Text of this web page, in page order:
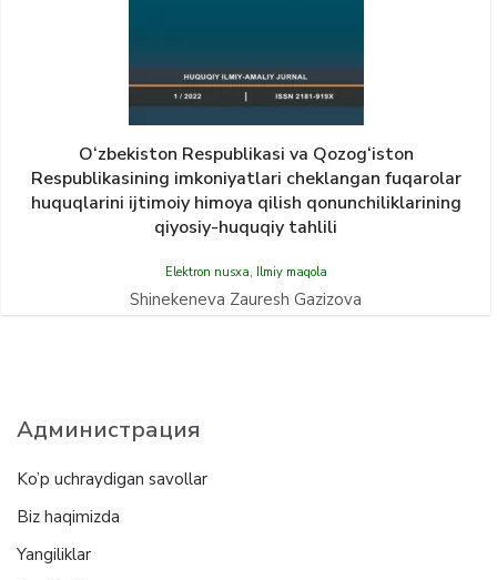
O‘zbekiston Respublikasi va Qozog‘iston
Respublikasining imkoniyatlari cheklangan fuqarolar
huquqlarini ijtimoiy himoya qilish qonunchiliklarining
qiyosiy-huquqiy tahlili
Elektron nusxa, Ilmiy maqola
Shinekeneva Zauresh Gazizova
Администрация
Ko’p uchraydigan savollar
Biz haqimizda
Yangiliklar